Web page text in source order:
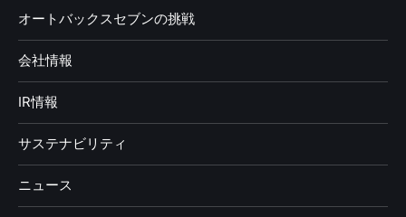
オートバックスセブンの挑戦
会社情報
IR情報
サステナビリティ
ニュース